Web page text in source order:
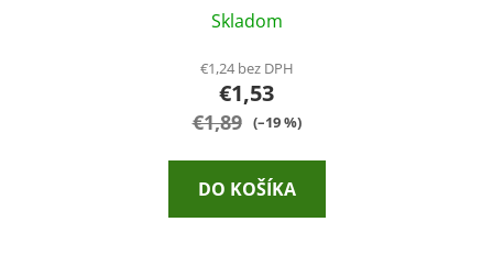
Skladom
€1,24 bez DPH
€1,53
€1,89 (–19 %)
DO KOŠÍKA